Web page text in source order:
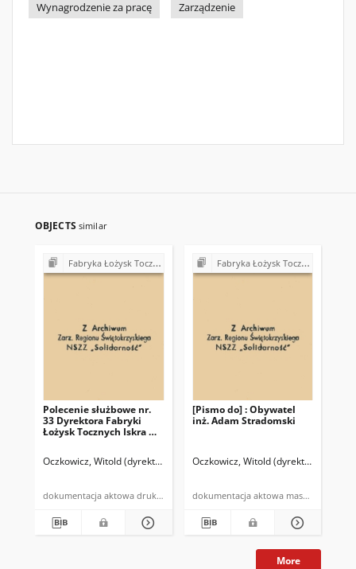
Wynagrodzenie za pracę
Zarządzenie
OBJECTS similar
Fabryka Łożysk Tocznych "Iskra" w Kielcach - strajki, postulaty, realizacja postulatów (1980)
Polecenie służbowe nr.
33 Dyrektora Fabryki
Łożysk Tocznych Iskra w
sprawie: realizacji
Zakładowym Komitetem
FŁT Iskra […]
Oczkowicz, Witold (dyrektor FŁT "Iskra")
dokumentacja aktowa druk powielony
Fabryka Łożysk Tocznych "Iskra" w Kielcach - strajki, postulaty, realizacja postulatów (1980)
[Pismo do] : Obywatel
inż. Adam Stradomski
Oczkowicz, Witold (dyrektor FŁT
dokumentacja aktowa
More